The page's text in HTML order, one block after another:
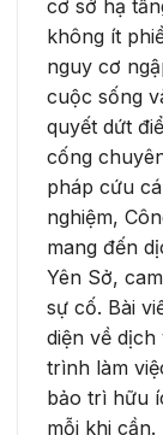
cơ sở hạ
không ít
nguy cơ
cuộc sống
quyết dứt
cống
pháp cứu
nghiệm,
mang đến
Yên Sở,
sự cố. Bài
diện về
trình làm
bảo trì hữu
mỗi khi cần.